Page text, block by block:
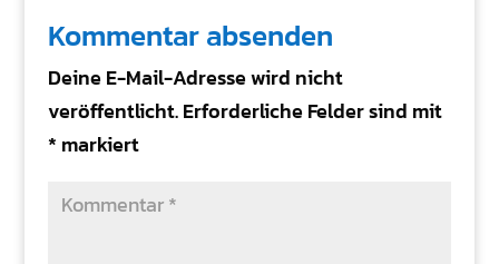
Kommentar absenden
Deine E-Mail-Adresse wird nicht
veröffentlicht. Erforderliche Felder sind mit
* markiert